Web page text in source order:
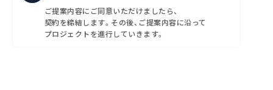
ご提案内容にご同意いただけましたら、
契約を締結します。その後、ご提案内容に沿って
プロジェクトを進行していきます。